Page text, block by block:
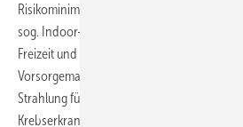
Risikominimierung führt als die gleiche UV-
sog. Indoor-Worker, der seine UV-
Freizeit und beim Sport erhält (Schmitt et al.
Vorsorgemaßnahmen, die zu einer
Strahlung für Beschäftigte im Freien führen,
Krebserkrankungen im späteren Leben zu